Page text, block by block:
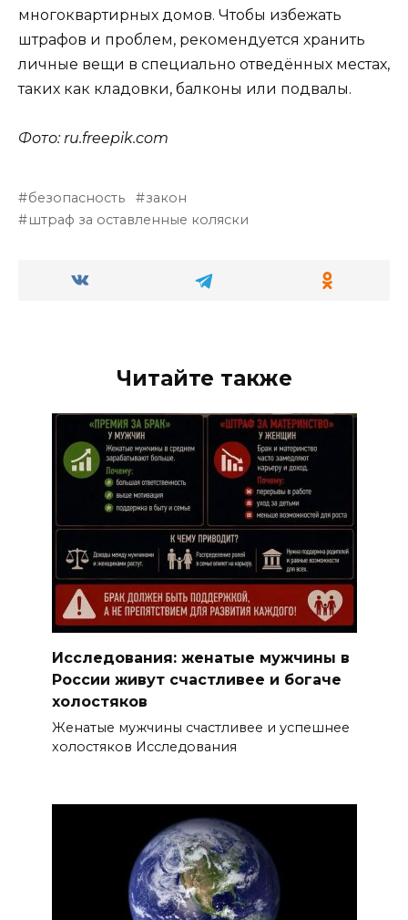
многоквартирных домов. Чтобы избежать
штрафов и проблем, рекомендуется хранить
личные вещи в специально отведённых местах,
таких как кладовки, балконы или подвалы.
Фото: ru.freepik.com
безопасность
закон
штраф за оставленные коляски
Читайте также
Исследования: женатые мужчины в
России живут счастливее и богаче
холостяков
Женатые мужчины счастливее и успешнее
холостяков Исследования